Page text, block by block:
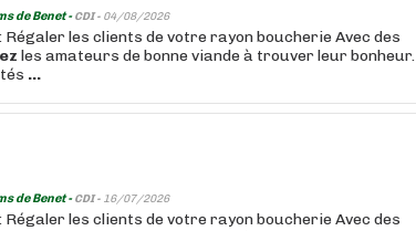
de Benet -CDI - 04/08/2026
les clients de votre rayon boucherie Avec des
les amateurs de bonne viande à trouver leur bonheur.
...
de Benet -CDI - 16/07/2026
les clients de votre rayon boucherie Avec des